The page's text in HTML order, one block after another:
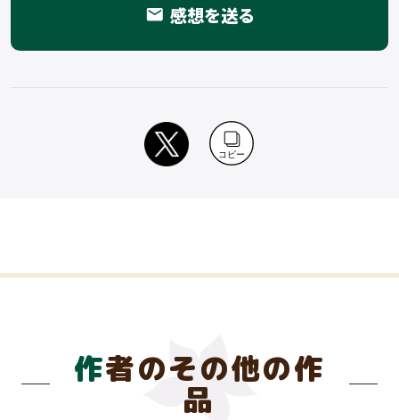
email 感想を送る
コピー
作者のその他の作
品